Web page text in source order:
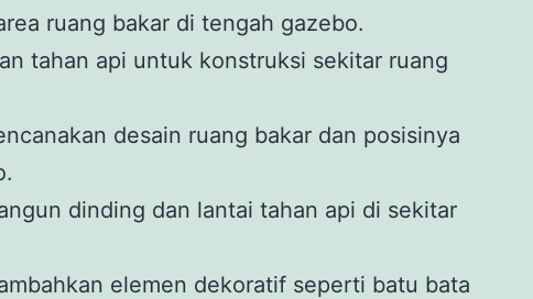
ruang bakar di tengah gazebo.
tahan api untuk konstruksi sekitar ruang
desain ruang bakar dan posisinya
dinding dan lantai tahan api di sekitar
elemen dekoratif seperti batu bata